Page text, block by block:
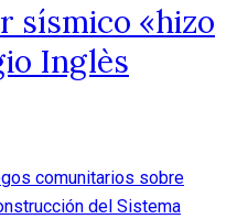
sísmico «hizo
Inglès